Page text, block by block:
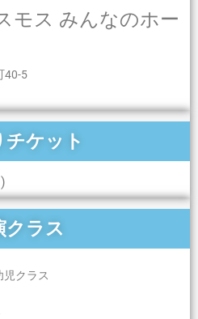
モス みんなのホー
40-5
チケット
クラス
児クラス